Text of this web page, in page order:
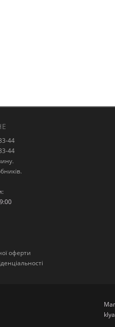
44
44
оферти